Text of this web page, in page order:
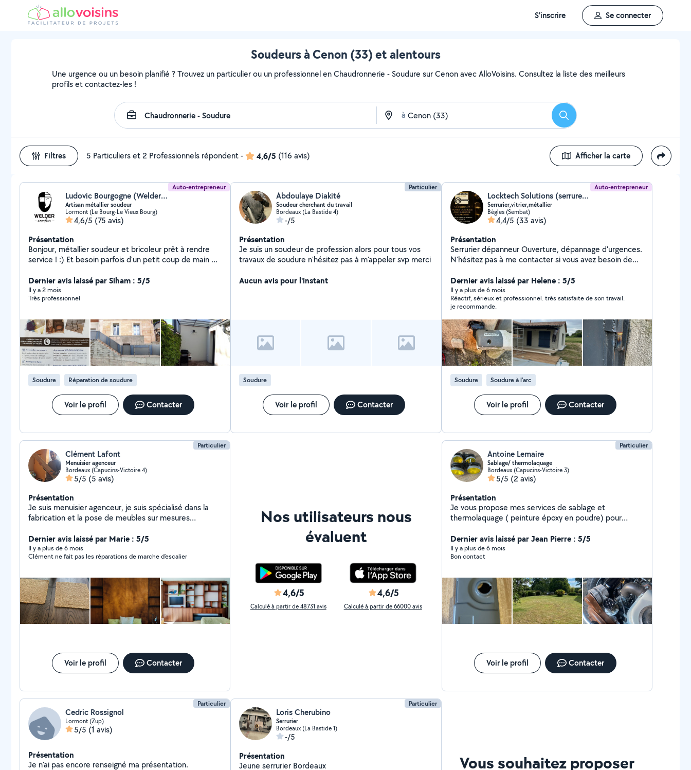
S'inscrire Se connecter
Soudeurs à Cenon (33) et alentours
Une urgence ou un besoin planifié ? Trouvez un particulier ou un professionnel en Chaudronnerie - Soudure sur Cenon avec AlloVoisins. Consultez la liste des meilleurs
profils et contactez-les !
à Rechercher
Filtres 5 Particuliers et 2 Professionnels répondent- 4,6/5 (116 avis) Afficher la carte
Auto-entrepreneur
Ludovic Bourgogne (Welder Creation)
Artisan métallier soudeur
Lormont (Le Bourg-Le Vieux Bourg)
4,6/5 (75 avis)
Présentation
Bonjour, métallier soudeur et bricoleur prêt à rendre
service ! :) Et besoin parfois d'un petit coup de main en
soudure : - réparations sur-mesure - fabrication de
mobilier et structures - pose d'ouvrages métalliques
Dernier avis laissé par Siham : 5/5
Il y a 2 mois
Très professionnel
Soudure Réparation de soudure
Voir le profil Contacter
Particulier
Abdoulaye Diakité
Soudeur cherchant du travail
Bordeaux (La Bastide 4)
-/5
Présentation
Je suis un soudeur de profession alors pour tous vos
travaux de soudure n'hésitez pas à m'appeler svp merci
Aucun avis pour l'instant
Soudure
Voir le profil Contacter
Auto-entrepreneur
Locktech Solutions (serrurerie Locktech Solutions)
Serrurier,vitrier,métallier
Bègles (Sembat)
4,4/5 (33 avis)
Présentation
Serrurier dépanneur Ouverture, dépannage d'urgences.
N'hésitez pas à me contacter si vous avez besoin de
Dernier avis laissé par Helene : 5/5
Il y a plus de 6 mois
Réactif, sérieux et professionnel. très satisfaite de son travail.
je recommande.
Soudure Soudure à l'arc
Voir le profil Contacter
Particulier
Clément Lafont
Menuisier agenceur
Bordeaux (Capucins-Victoire 4)
5/5 (5 avis)
Présentation
Je suis menuisier agenceur, je suis spécialisé dans la
fabrication et la pose de meubles sur mesures
réaliser des travaux de pose de parquet, terrasse, plan
de travail... Je maîtrise aussi la menuiserie métallique
pour la réalisation de verrières ou de meubles avec
Dernier avis laissé par Marie : 5/5
Il y a plus de 6 mois
Clément ne fait pas les réparations de marche d’escalier
Voir le profil Contacter
Nos utilisateurs nous
évaluent
4,6/5
Calculé à partir de 48731 avis
4,6/5
Calculé à partir de 66000 avis
Particulier
Antoine Lemaire
Sablage/ thermolaquage
Bordeaux (Capucins-Victoire 3)
5/5 (2 avis)
Présentation
Je vous propose mes services de sablage et
thermolaquage ( peinture époxy en poudre) pour
propose mes services pour des nettoyage automobile
intérieur, extérieur nettoyage des tissus à l'injecteur
extracteur. Je propose aussi mes services de tonte et
Dernier avis laissé par Jean Pierre : 5/5
Il y a plus de 6 mois
Bon contact
Voir le profil Contacter
Particulier
Cedric Rossignol
Lormont (Zup)
5/5 (1 avis)
Présentation
Je n'ai pas encore renseigné ma présentation.
Particulier
Loris Cherubino
Serrurier
Bordeaux (La Bastide 1)
-/5
Présentation
Jeune serrurier Bordeaux
Vous souhaitez proposer